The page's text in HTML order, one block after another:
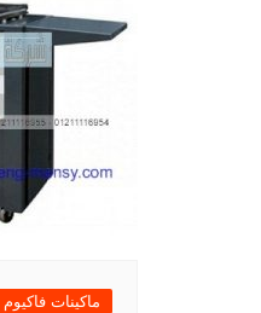
ماكينات فاكيوم